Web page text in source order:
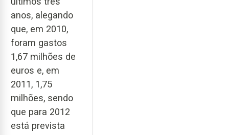
anos, alegando
que, em 2010,
foram gastos
1,67 milhões de
euros e, em
2011, 1,75
milhões, sendo
que para 2012
está prevista